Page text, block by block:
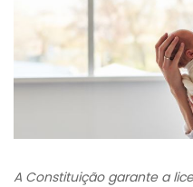
A Constituição garante a